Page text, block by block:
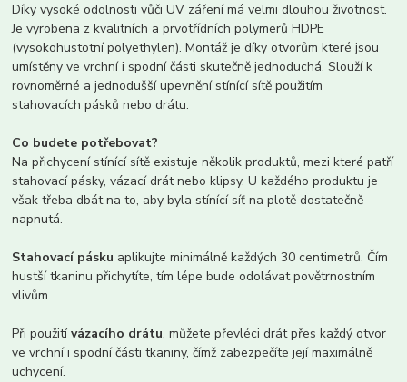
Díky vysoké odolnosti vůči UV záření má velmi dlouhou životnost.
Je vyrobena z kvalitních a prvotřídních polymerů HDPE
(vysokohustotní polyethylen). Montáž je díky otvorům které jsou
umístěny ve vrchní i spodní části skutečně jednoduchá. Slouží k
rovnoměrné a jednodušší upevnění stínící sítě použitím
stahovacích pásků nebo drátu.
Co budete potřebovat?
Na přichycení stínící sítě existuje několik produktů, mezi které patří
stahovací pásky, vázací drát nebo klipsy. U každého produktu je
však třeba dbát na to, aby byla stínící síť na plotě dostatečně
napnutá.
Stahovací pásku aplikujte minimálně každých 30 centimetrů. Čím
hustší tkaninu přichytíte, tím lépe bude odolávat povětrnostním
vlivům.
Při použitívázacího drátu, můžete převléci drát přes každý otvor
ve vrchní i spodní části tkaniny, čímž zabezpečíte její maximálně
uchycení.